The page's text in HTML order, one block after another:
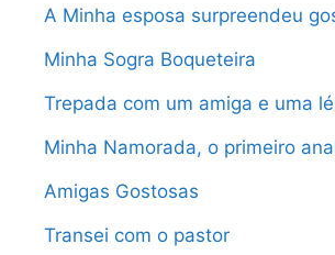
A Minha esposa surpreendeu
Minha Sogra Boqueteira
Trepada com um amiga e uma
Minha Namorada, o primeiro
Amigas Gostosas
Transei com o pastor